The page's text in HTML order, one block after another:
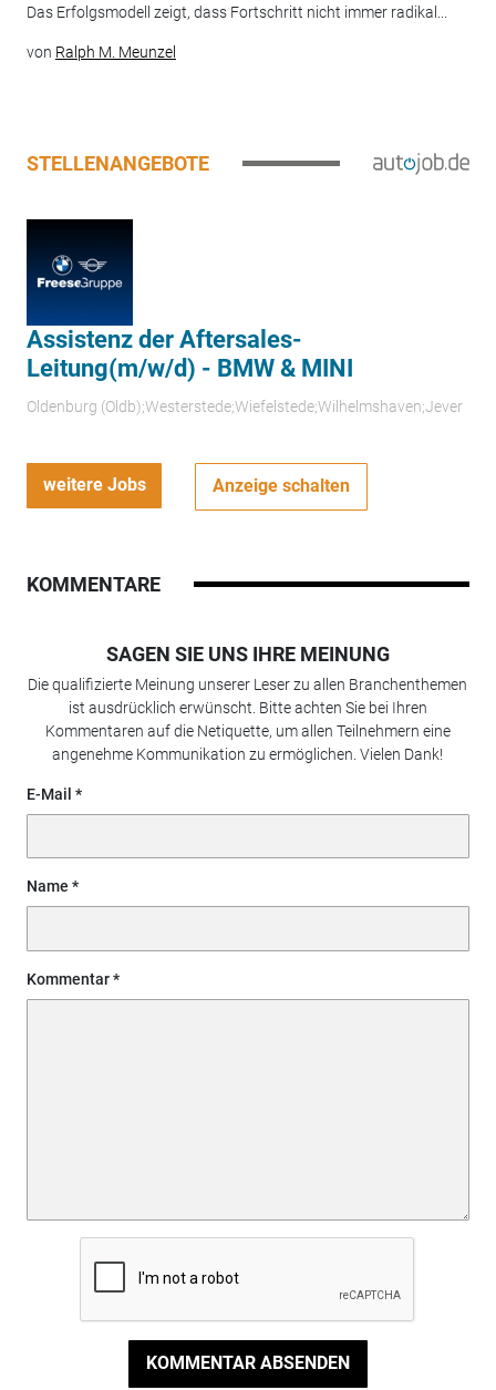
Das Erfolgsmodell zeigt, dass Fortschritt nicht immer radikal...
von Ralph M. Meunzel
STELLENANGEBOTE
Assistenz der Aftersales-
Leitung(m/w/d) - BMW & MINI
Oldenburg (Oldb);Westerstede;Wiefelstede;Wilhelmshaven;Jever
weitere Jobs Anzeige schalten
KOMMENTARE
SAGEN SIE UNS IHRE MEINUNG
Die qualifizierte Meinung unserer Leser zu allen Branchenthemen
ist ausdrücklich erwünscht. Bitte achten Sie bei Ihren
Kommentaren auf die Netiquette, um allen Teilnehmern eine
angenehme Kommunikation zu ermöglichen. Vielen Dank!
E-Mail
Name
Kommentar
KOMMENTAR ABSENDEN